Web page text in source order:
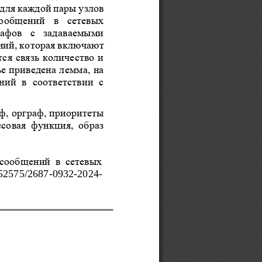
для каждой пары узлов
в  сетевых
с  задаваемыми
которая включают
связь количество и
приведена лемма, на
в  соответствии  с
орграф, приоритеты
функция,  образ
в  сетевых
2687-0932-2024-